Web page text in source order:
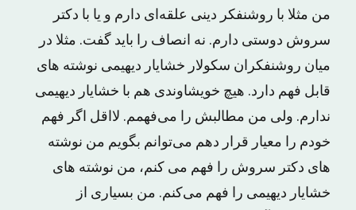
من مثلا با روشنفکر دینی علقه‌ای دارم و یا با دکتر
سروش دوستی دارم. نه انصاف را باید گفت. مثلا در
میان روشنفکران سکولار خشایار دیهیمی نوشته های
قابل فهم دارد. هیچ خویشاوندی هم با خشایار دیهیمی
ندارم. ولی من مطالبش را می‌فهمم. لااقل اگر فهم
خودم را معیار قرار دهم می‌توانم بگویم من نوشته
‌های دکتر سروش را فهم می‌ کنم، من نوشته ‌های
خشایار دیهیمی را فهم می‌کنم. من بسیاری از